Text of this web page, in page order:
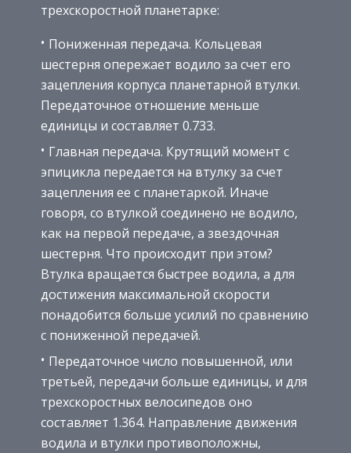
трехскоростной планетарке:
Пониженная передача. Кольцевая
шестерня опережает водило за счет его
зацепления корпуса планетарной втулки.
Передаточное отношение меньше
единицы и составляет 0.733.
Главная передача. Крутящий момент с
эпицикла передается на втулку за счет
зацепления ее с планетаркой. Иначе
говоря, со втулкой соединено не водило,
как на первой передаче, а звездочная
шестерня. Что происходит при этом?
Втулка вращается быстрее водила, а для
достижения максимальной скорости
понадобится больше усилий по сравнению
с пониженной передачей.
Передаточное число повышенной, или
третьей, передачи больше единицы, и для
трехскоростных велосипедов оно
составляет 1.364. Направление движения
водила и втулки противоположны,